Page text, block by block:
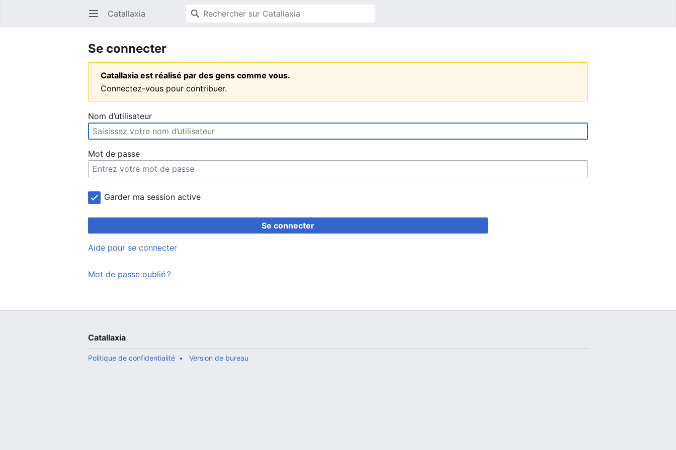
Ouvrir le menu principal Catallaxia
Se connecter
Catallaxia est réalisé par des gens comme vous.
Connectez-vous pour contribuer.
Nom d’utilisateur
Mot de passe
Garder ma session active
Se connecter
Aide pour se connecter
Mot de passe oublié ?
Catallaxia
Politique de confidentialité Version de bureau